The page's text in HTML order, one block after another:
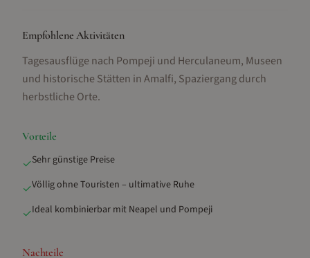
Empfohlene Aktivitäten
Tagesausflüge nach Pompeji und Herculaneum, Museen
und historische Stätten in Amalfi, Spaziergang durch
herbstliche Orte.
Vorteile
✓Sehr günstige Preise
✓Völlig ohne Touristen – ultimative Ruhe
✓Ideal kombinierbar mit Neapel und Pompeji
Nachteile